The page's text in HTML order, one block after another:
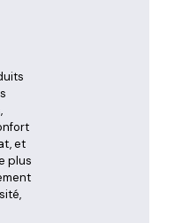
et
plus